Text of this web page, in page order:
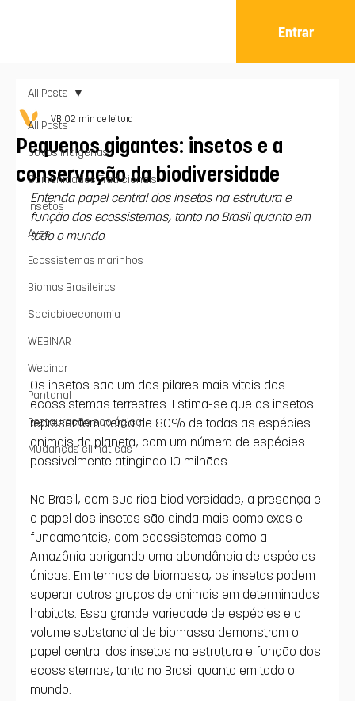
Entrar
All Posts
povos indígenas
Comunidades Tradicionais
Insetos
Aves
Ecossistemas marinhos
Biomas Brasileiros
Sociobioeconomia
WEBINAR
Webinar
Pantanal
Restauração ecológica
Mudanças climáticas
All Posts
Pequenos gigantes: insetos e a
conservação da biodiversidade
VBIO2 min de leitura
Entenda papel central dos insetos na estrutura e
função dos ecossistemas, tanto no Brasil quanto em
todo o mundo.
Os insetos são um dos pilares mais vitais dos
ecossistemas terrestres. Estima-se que os insetos
representem cerca de 80% de todas as espécies
animais do planeta, com um número de espécies
possivelmente atingindo 10 milhões.
No Brasil, com sua rica biodiversidade, a presença e
o papel dos insetos são ainda mais complexos e
fundamentais, com ecossistemas como a
Amazônia abrigando uma abundância de espécies
únicas. Em termos de biomassa, os insetos podem
superar outros grupos de animais em determinados
habitats. Essa grande variedade de espécies e o
volume substancial de biomassa demonstram o
papel central dos insetos na estrutura e função dos
ecossistemas, tanto no Brasil quanto em todo o
mundo.